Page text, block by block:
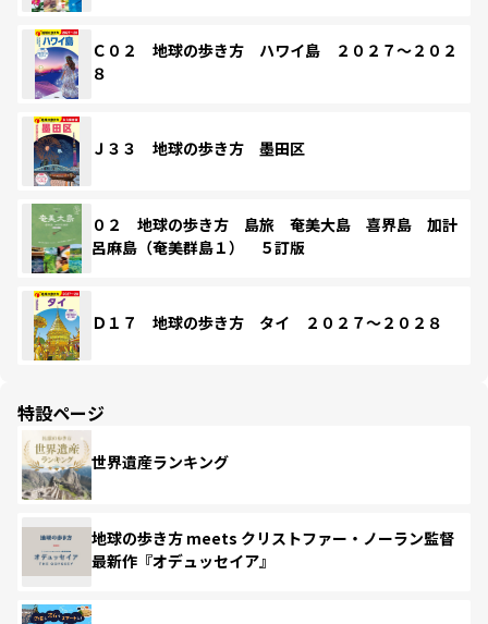
Ｃ０２ 地球の歩き方 ハワイ島 ２０２７～２０２
８
Ｊ３３ 地球の歩き方 墨田区
０２ 地球の歩き方 島旅 奄美大島 喜界島 加計
呂麻島（奄美群島１） ５訂版
Ｄ１７ 地球の歩き方 タイ ２０２７～２０２８
特設ページ
世界遺産ランキング
地球の歩き方 meets クリストファー・ノーラン監督
最新作『オデュッセイア』